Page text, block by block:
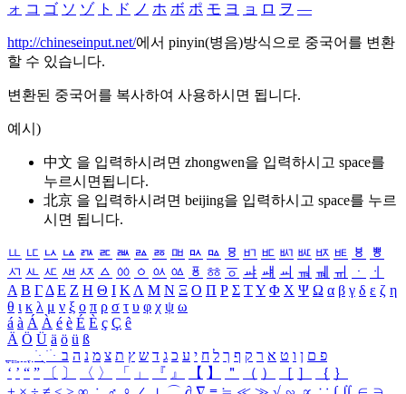
ォ コ ゴ ソ ゾ ト ド ノ ホ ボ ポ モ ヨ ョ ロ ヲ ―
http://chineseinput.net/에서 pinyin(병음)방식으로 중국어를 변환
할 수 있습니다.
변환된 중국어를 복사하여 사용하시면 됩니다.
예시)
中文 을 입력하시려면 zhongwen을 입력하시고 space를
누르시면됩니다.
北京 을 입력하시려면 beijing을 입력하시고 space를 누르
시면 됩니다.
ㅥ ㅦ ㅧ ㅨ ㅩ ㅪ ㅫ ㅬ ㅭ ㅮ ㅯ ㅰ ㅱ ㅲ ㅳ ㅴ ㅵ ㅶ ㅷ ㅸ
ㅹ
ㅺ ㅻ ㅼ ㅽ ㅾ ㅿ ㆀ ㆁ ㆂ ㆃ ㆄ ㆅ ㆆ ㆇ ㆈ ㆉ ㆊ ㆋ ㆌ ㆍ
ㆎ
Α Β ΓΔ Ε Ζ Η Θ Ι ΚΛ Μ Ν Ξ Ο Π Ρ Σ ΤΥ Φ Χ Ψ Ω α β γ δ ε ζ η
θ ι κ λ μ ν ξ ο π ρ σ τ υ φ χ ψ ω
á à Á À é è É È ç Ç ê
Ä Ö Ü ä ö ü ß
ִֶֹ ֻּ ׁׂ פ ם ן ו ט א ר ק ף ך ל ח י ע כ ג ד ש ץ ת צ מ נ ה ב
‘ ’ “ ” 〔 〕 〈 〉 「 」 『 』 【 】 ＂ （ ） ［ ］ ｛ ｝